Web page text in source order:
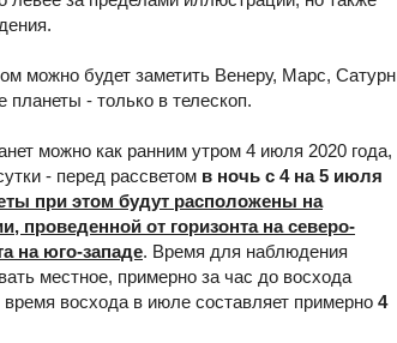
можно будет заметить Венеру, Марс, Сатурн
- только в телескоп.
можно как ранним утром 4 июля 2020 года,
- перед рассветом в ночь с 4 на 5 июля
при этом будут расположены на
проведенной от горизонта на северо-
на юго-западе. Время для наблюдения
местное, примерно за час до восхода
восхода в июле составляет примерно 4